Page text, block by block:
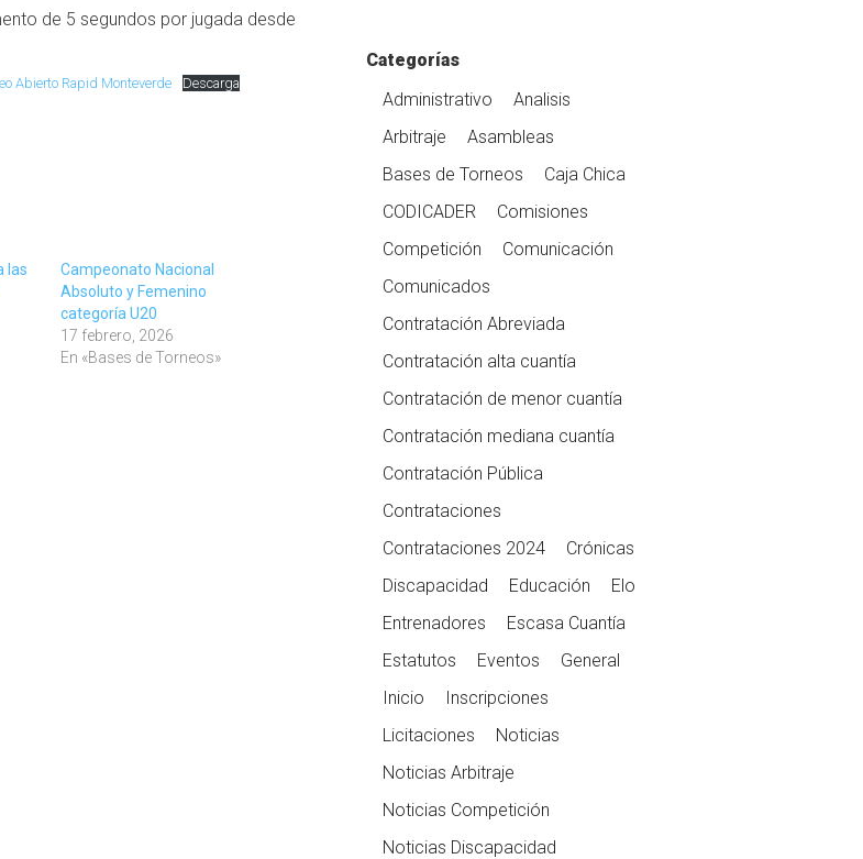
de 5 segundos por jugada desde
Abierto Rapid Monteverde Descarga
las
Campeonato Nacional
Absoluto y Femenino
categoría U20
17 febrero, 2026
En «Bases de Torneos»
Categorías
Administrativo
Analisis
Arbitraje
Asambleas
Bases de Torneos
Caja Chica
CODICADER
Comisiones
Competición
Comunicación
Comunicados
Contratación Abreviada
Contratación alta cuantía
Contratación de menor cuantía
Contratación mediana cuantía
Contratación Pública
Contrataciones
Contrataciones 2024
Crónicas
Discapacidad
Educación
Elo
Entrenadores
Escasa Cuantía
Estatutos
Eventos
General
Inicio
Inscripciones
Licitaciones
Noticias
Noticias Arbitraje
Noticias Competición
Noticias Discapacidad